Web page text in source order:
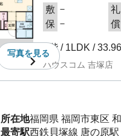
写真を見る
敷 － 礼
保 － 償
2階 / 1LDK /
ハウスコム 吉塚店
所在地福岡県 福岡市東区
最寄駅西鉄貝塚線 唐の原駅